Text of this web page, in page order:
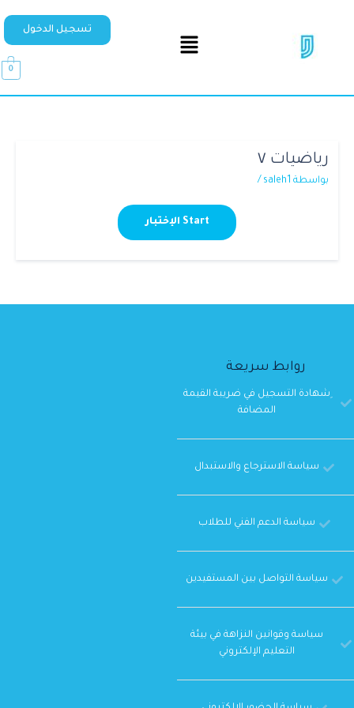
تسجيل الدخول
0
رياضيات ٧
بواسطة saleh1
/
روابط سريعة
ِشهادة التسجيل في ضريبة القيمة
المضافة
سياسة الاسترجاع والاستبدال
سياسة الدعم الفني للطلاب
سياسة التواصل بين المستفيدين
سياسة وقوانين النزاهة في بيئة
التعليم الإلكتروني